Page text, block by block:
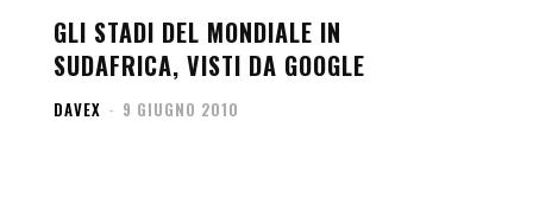
GLI STADI DEL MONDIALE IN
SUDAFRICA, VISTI DA GOOGLE
DAVEX - 9 GIUGNO 2010